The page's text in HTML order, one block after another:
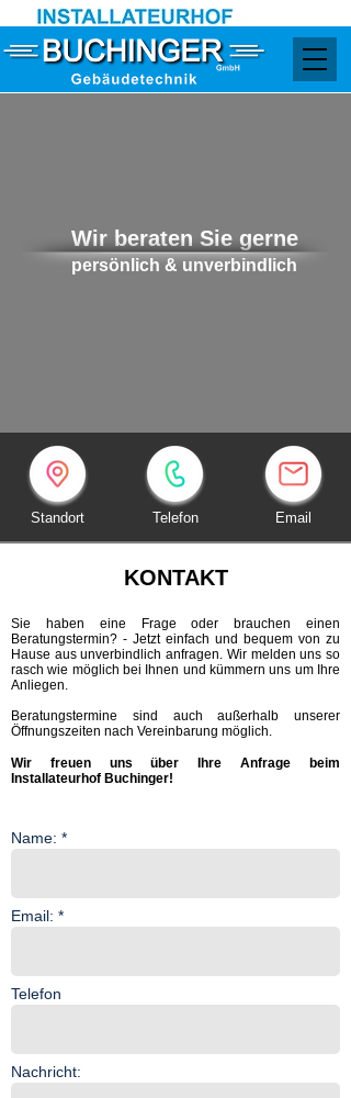
Wir beraten Sie gerne
persönlich & unverbindlich
Standort Telefon Email
KONTAKT
Sie haben eine Frage oder brauchen einen
Beratungstermin? - Jetzt einfach und bequem von zu
Hause aus unverbindlich anfragen. Wir melden uns so
rasch wie möglich bei Ihnen und kümmern uns um Ihre
Anliegen.
Beratungstermine sind auch außerhalb unserer
Öffnungszeiten nach Vereinbarung möglich.
Wir freuen uns über Ihre Anfrage beim
Installateurhof Buchinger!
Name: *
Email: *
Telefon
Nachricht: